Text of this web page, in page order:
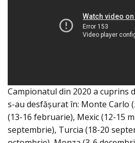
Campionatul din 2020 a cuprins
s-au desfăşurat în: Monte Carlo
(13-16 februarie), Mexic (12-15
septembrie), Turcia (18-20